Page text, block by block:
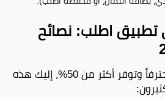
تطبيق اطلب: نصائح
لكي تصبح مستخدماً محترفاً وتوفر أكثر من 50%، إليك هذه